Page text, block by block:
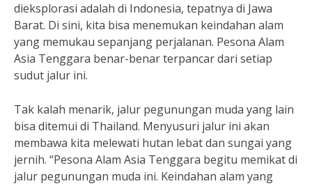
dieksplorasi adalah di Indonesia, tepatnya di Jawa
Barat. Di sini, kita bisa menemukan keindahan alam
yang memukau sepanjang perjalanan. Pesona Alam
Asia Tenggara benar-benar terpancar dari setiap
sudut jalur ini.
Tak kalah menarik, jalur pegunungan muda yang lain
bisa ditemui di Thailand. Menyusuri jalur ini akan
membawa kita melewati hutan lebat dan sungai yang
jernih. “Pesona Alam Asia Tenggara begitu memikat di
jalur pegunungan muda ini. Keindahan alam yang